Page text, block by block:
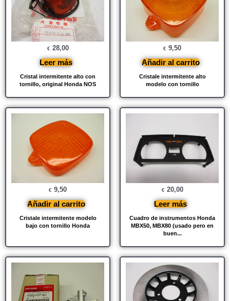
Cristal intermitente alto con
tornillo, original Honda NOS
€ 28,00
Leer más
Cristale intermitente alto
modelo con tornillo
€ 9,50
Añadir al carrito
Cristale intermitente modelo
bajo con tornillo Honda
€ 9,50
Añadir al carrito
Cuadro de instrumentos Honda
MBX50, MBX80 (usado pero en
buen...
€ 20,00
Leer más